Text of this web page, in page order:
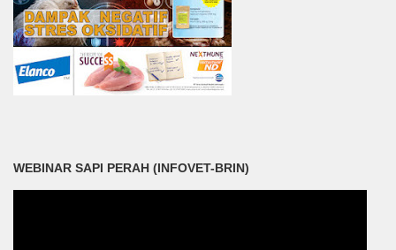
WEBINAR SAPI PERAH (INFOVET-BRIN)